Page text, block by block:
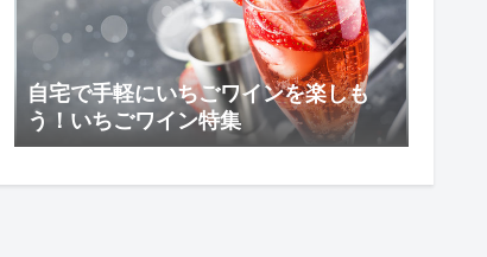
自宅で手軽にいちごワインを楽しも
う！いちごワイン特集